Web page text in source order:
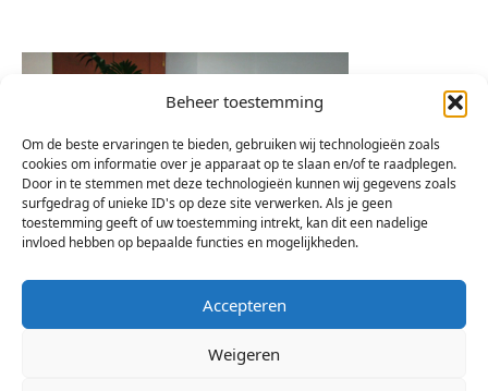
Beheer toestemming
Om de beste ervaringen te bieden, gebruiken wij technologieën zoals
cookies om informatie over je apparaat op te slaan en/of te raadplegen.
Door in te stemmen met deze technologieën kunnen wij gegevens zoals
surfgedrag of unieke ID's op deze site verwerken. Als je geen
toestemming geeft of uw toestemming intrekt, kan dit een nadelige
invloed hebben op bepaalde functies en mogelijkheden.
Accepteren
Weigeren